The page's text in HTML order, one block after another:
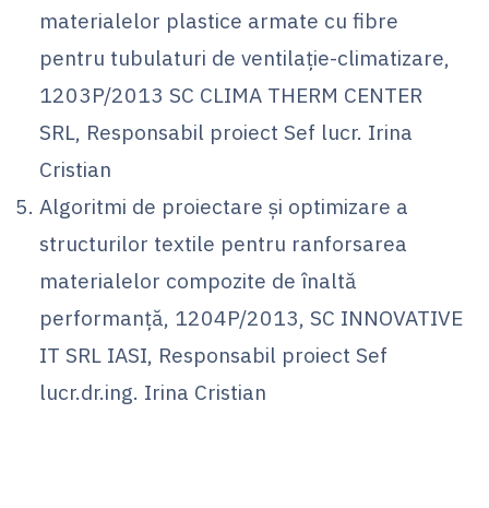
materialelor plastice armate cu fibre
pentru tubulaturi de ventilaţie-climatizare,
1203P/2013 SC CLIMA THERM CENTER
SRL, Responsabil proiect Sef lucr. Irina
Cristian
Algoritmi de proiectare şi optimizare a
structurilor textile pentru ranforsarea
materialelor compozite de înaltă
performanţă, 1204P/2013, SC INNOVATIVE
IT SRL IASI, Responsabil proiect Sef
lucr.dr.ing. Irina Cristian